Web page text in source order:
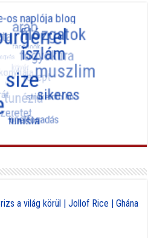
a világ körül | Jollof Rice | Ghána